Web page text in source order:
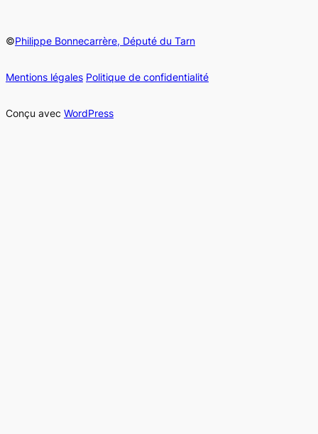
©Philippe Bonnecarrère, Député du Tarn
Mentions légales Politique de confidentialité
Conçu avec WordPress